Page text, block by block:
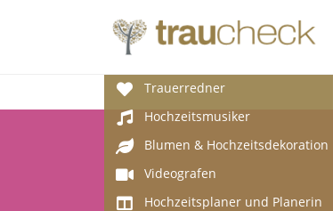
Trauerredner
Hochzeitsmusiker
Blumen & Hochzeitsdekoration
Videografen
Hochzeitsplaner und Planerin